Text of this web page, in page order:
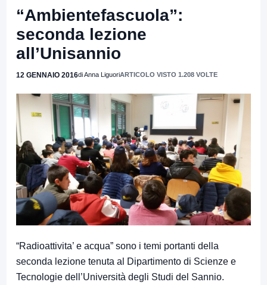
“Ambientefascuola”:
seconda lezione
all’Unisannio
12 GENNAIO 2016di Anna LiguoriARTICOLO VISTO 1.208 VOLTE
“Radioattivita’ e acqua” sono i temi portanti della
seconda lezione tenuta al Dipartimento di Scienze e
Tecnologie dell’Università degli Studi del Sannio.